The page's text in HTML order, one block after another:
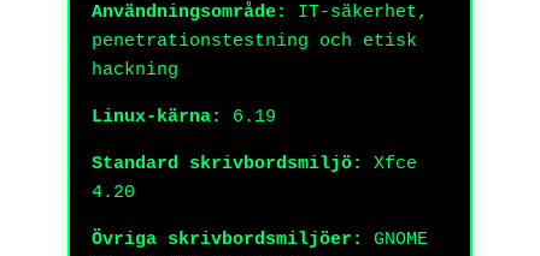
Användningsområde:
IT-säkerhet,
penetrationstestning och etisk
hackning
Linux-kärna: 6.19
Standard skrivbordsmiljö:
Xfce
4.20
Övriga skrivbordsmiljöer:
GNOME